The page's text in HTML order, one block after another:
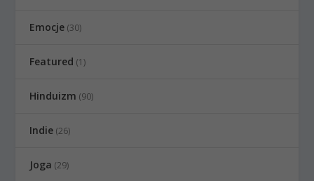
Emocje (30)
Featured (1)
Hinduizm (90)
Indie (26)
Joga (29)